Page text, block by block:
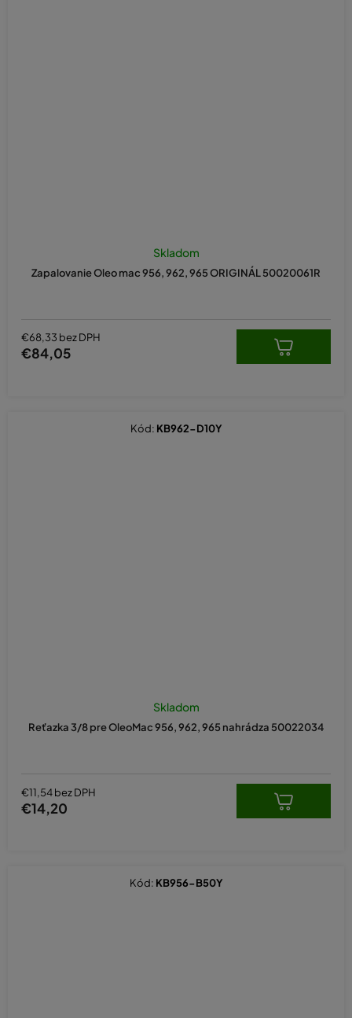
Zapalovanie Oleo mac 956, 962, 965 ORIGINÁL 50020061R
Skladom
€68,33 bez DPH
€84,05
Reťazka 3/8 pre OleoMac 956, 962, 965 nahrádza 50022034
Skladom
€11,54 bez DPH
€14,20
Kód: KB962-D10Y
Kód: KB956-B50Y